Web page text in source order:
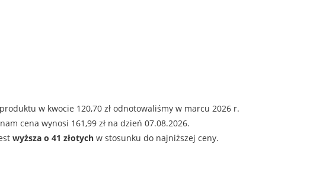
w kwocie 120,70 zł odnotowaliśmy w marcu 2026 r.
cena wynosi 161,99 zł na dzień 07.08.2026.
wyższa o 41 złotych w stosunku do najniższej ceny.